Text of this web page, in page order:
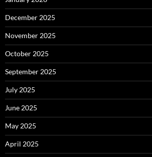
December 2025
November 2025
October 2025
September 2025
July 2025
June 2025
May 2025
April 2025